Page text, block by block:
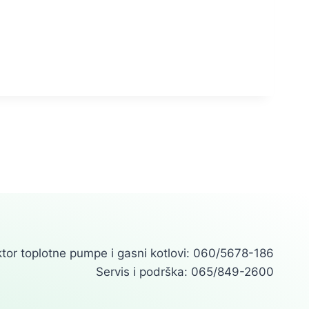
toplotne pumpe i gasni kotlovi: 060/5678-186
Servis i podrška: 065/849-2600